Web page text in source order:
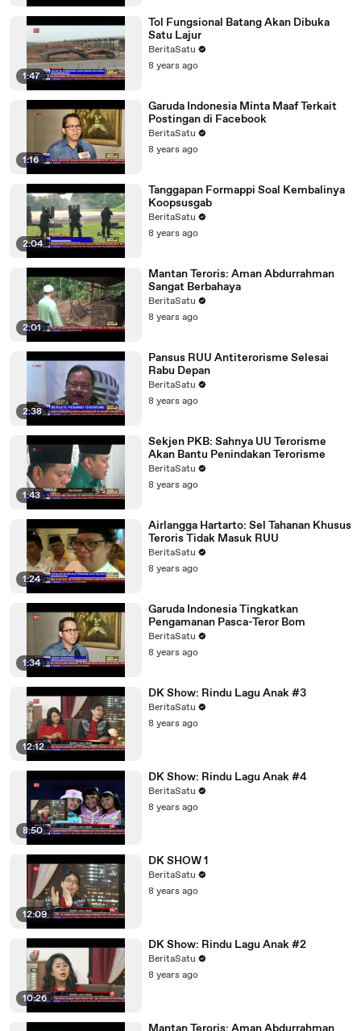
1:47
Tol Fungsional Batang Akan Dibuka
Satu Lajur
BeritaSatu
8 years ago
1:16
Garuda Indonesia Minta Maaf Terkait
Postingan di Facebook
BeritaSatu
8 years ago
2:04
Tanggapan Formappi Soal Kembalinya
Koopsusgab
BeritaSatu
8 years ago
2:01
Mantan Teroris: Aman Abdurrahman
Sangat Berbahaya
BeritaSatu
8 years ago
2:38
Pansus RUU Antiterorisme Selesai
Rabu Depan
BeritaSatu
8 years ago
1:43
Sekjen PKB: Sahnya UU Terorisme
Akan Bantu Penindakan Terorisme
BeritaSatu
8 years ago
1:24
Airlangga Hartarto: Sel Tahanan Khusus
Teroris Tidak Masuk RUU
BeritaSatu
8 years ago
1:34
Garuda Indonesia Tingkatkan
Pengamanan Pasca-Teror Bom
BeritaSatu
8 years ago
12:12
DK Show: Rindu Lagu Anak #3
BeritaSatu
8 years ago
8:50
DK Show: Rindu Lagu Anak #4
BeritaSatu
8 years ago
12:09
DK SHOW 1
BeritaSatu
8 years ago
10:26
DK Show: Rindu Lagu Anak #2
BeritaSatu
8 years ago